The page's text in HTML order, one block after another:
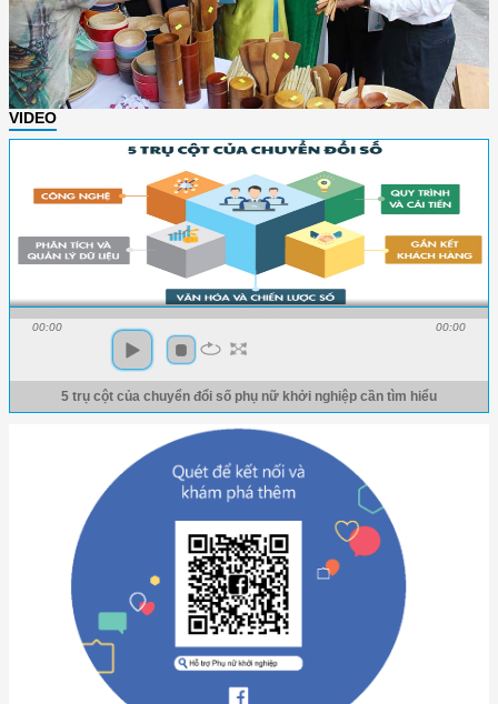
VIDEO
00:00 00:00
5 trụ cột của chuyển đổi số phụ nữ khởi nghiệp cần tìm hiểu